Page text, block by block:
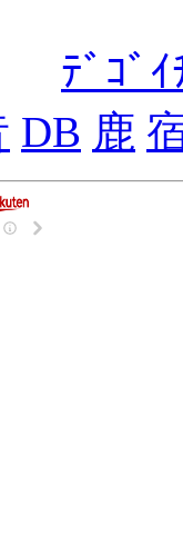
ﾃﾞｺﾞ
DB 鹿